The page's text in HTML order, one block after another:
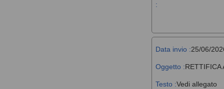
:
Data invio :25/06/
Oggetto :RETTIFICA
Testo :Vedi allegato